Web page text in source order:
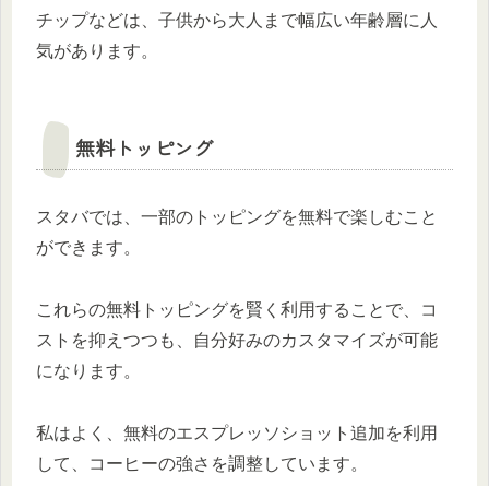
チップなどは、子供から大人まで幅広い年齢層に人
気があります。
無料トッピング
スタバでは、一部のトッピングを無料で楽しむこと
ができます。
これらの無料トッピングを賢く利用することで、コ
ストを抑えつつも、自分好みのカスタマイズが可能
になります。
私はよく、無料のエスプレッソショット追加を利用
して、コーヒーの強さを調整しています。